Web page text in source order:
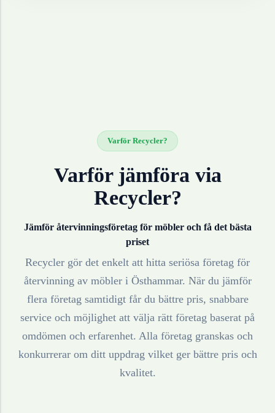
Varför Recycler?
Varför jämföra via
Recycler?
Jämför återvinningsföretag för möbleroch få det bästa
priset
Recycler gör det enkelt att hitta seriösa företag för
återvinning av möbleri Östhammar. När du jämför
flera företag samtidigt får du bättre pris, snabbare
service och möjlighet att välja rätt företag baserat på
omdömen och erfarenhet. Alla företag granskas och
konkurrerar om ditt uppdrag vilket ger bättre pris och
kvalitet.